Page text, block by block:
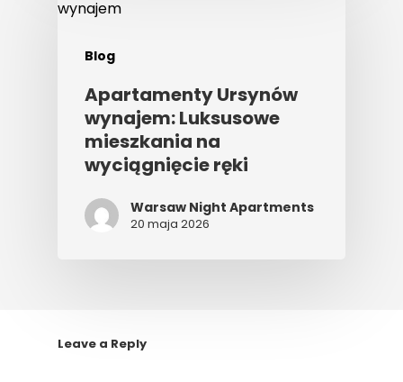
Blog
Apartamenty Ursynów
wynajem: Luksusowe
mieszkania na
wyciągnięcie ręki
Warsaw Night Apartments
20 maja 2026
Leave a Reply